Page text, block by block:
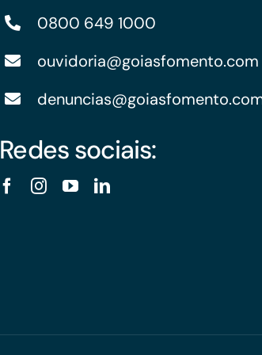
0800 649 1000
ouvidoria@goiasfomento.com
Redes sociais: